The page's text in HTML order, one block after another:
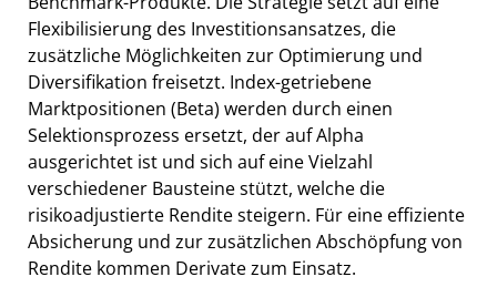
Flexibilisierung des Investitionsansatzes, die
zusätzliche Möglichkeiten zur Optimierung und
Diversifikation freisetzt. Index-getriebene
Marktpositionen (Beta) werden durch einen
Selektionsprozess ersetzt, der auf Alpha
ausgerichtet ist und sich auf eine Vielzahl
verschiedener Bausteine stützt, welche die
risikoadjustierte Rendite steigern. Für eine effiziente
Absicherung und zur zusätzlichen Abschöpfung von
Rendite kommen Derivate zum Einsatz.